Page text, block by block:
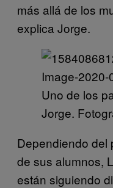
más allá de los
explica Jorge.
Uno de los
Jorge.
Dependiendo del
de sus alumnos,
están siguiendo